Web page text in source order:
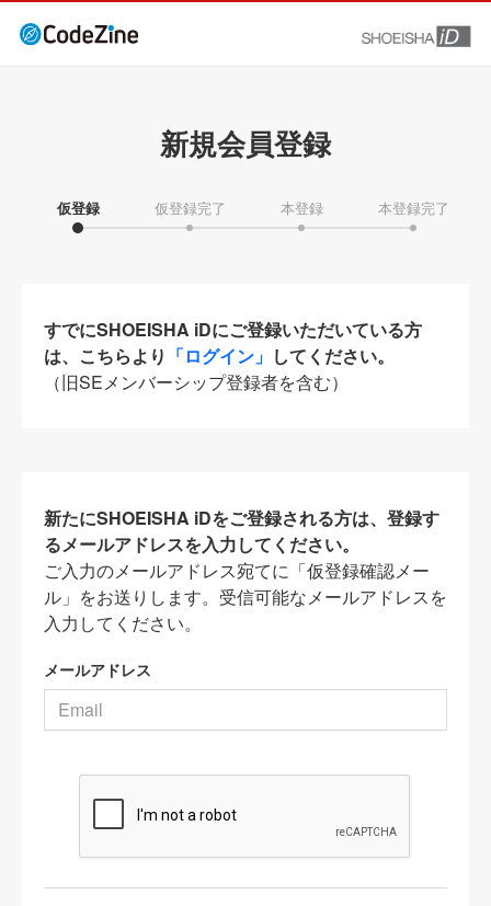
新規会員登録
仮登録 仮登録完了 本登録 本登録完了
すでにSHOEISHA iDにご登録いただいている方
は、こちらより 「ログイン」 してください。
（旧SEメンバーシップ登録者を含む）
新たにSHOEISHA iDをご登録される方は、登録す
るメールアドレスを入力してください。
ご入力のメールアドレス宛てに「仮登録確認メー
ル」をお送りします。受信可能なメールアドレスを
入力してください。
メールアドレス